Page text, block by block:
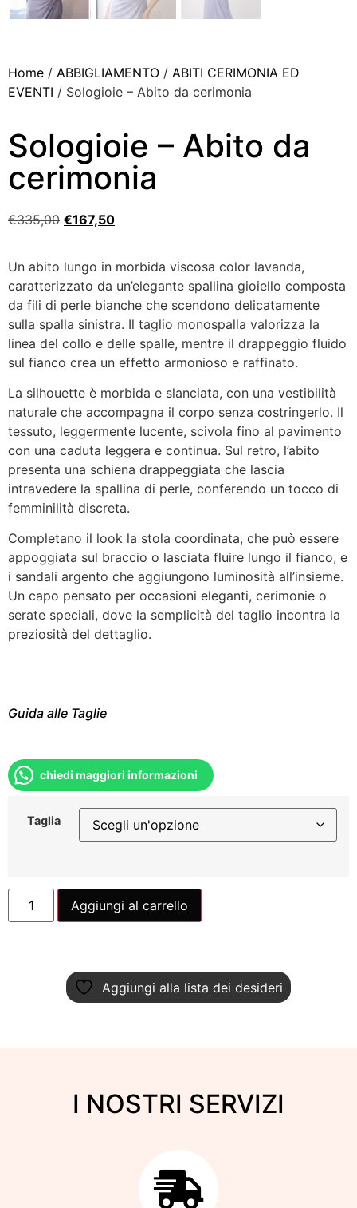
Home / ABBIGLIAMENTO / ABITI CERIMONIA ED
EVENTI / Sologioie – Abito da cerimonia
Sologioie – Abito da
cerimonia
€335,00 €167,50
Un abito lungo in morbida viscosa color lavanda,
caratterizzato da un’elegante spallina gioiello composta
da fili di perle bianche che scendono delicatamente
sulla spalla sinistra. Il taglio monospalla valorizza la
linea del collo e delle spalle, mentre il drappeggio fluido
sul fianco crea un effetto armonioso e raffinato.
La silhouette è morbida e slanciata, con una vestibilità
naturale che accompagna il corpo senza costringerlo. Il
tessuto, leggermente lucente, scivola fino al pavimento
con una caduta leggera e continua. Sul retro, l’abito
presenta una schiena drappeggiata che lascia
intravedere la spallina di perle, conferendo un tocco di
femminilità discreta.
Completano il look la stola coordinata, che può essere
appoggiata sul braccio o lasciata fluire lungo il fianco, e
i sandali argento che aggiungono luminosità all’insieme.
Un capo pensato per occasioni eleganti, cerimonie o
serate speciali, dove la semplicità del taglio incontra la
preziosità del dettaglio.
Guida alle Taglie
chiedi maggiori informazioni
Taglia
Aggiungi al carrello
Aggiungi alla lista dei desideri
I NOSTRI SERVIZI